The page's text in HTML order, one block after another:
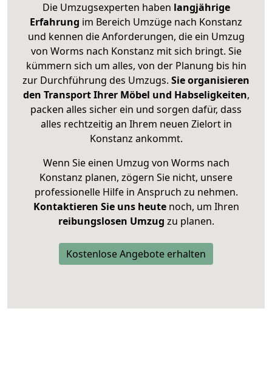
Die Umzugsexperten haben langjährige
Erfahrung im Bereich Umzüge nach Konstanz
und kennen die Anforderungen, die ein Umzug
von Worms nach Konstanz mit sich bringt. Sie
kümmern sich um alles, von der Planung bis hin
zur Durchführung des Umzugs. Sie organisieren
den Transport Ihrer Möbel und Habseligkeiten,
packen alles sicher ein und sorgen dafür, dass
alles rechtzeitig an Ihrem neuen Zielort in
Konstanz ankommt.
Wenn Sie einen Umzug von Worms nach
Konstanz planen, zögern Sie nicht, unsere
professionelle Hilfe in Anspruch zu nehmen.
Kontaktieren Sie uns heutenoch, um Ihren
reibungslosen Umzug zu planen.
Kostenlose Angebote erhalten